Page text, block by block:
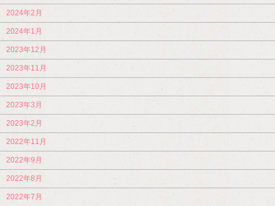
2024年2月
2024年1月
2023年12月
2023年11月
2023年10月
2023年3月
2023年2月
2022年11月
2022年9月
2022年8月
2022年7月